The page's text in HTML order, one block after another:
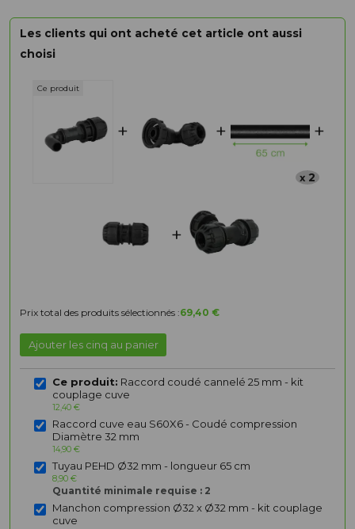
Les clients qui ont acheté cet article ont aussi
choisi
+ +
x2
+
+
Prix total des produits sélectionnés :69,40 €
Ajouter les cinq au panier
Ce produit: Raccord coudé cannelé 25 mm - kit
couplage cuve
12,40 €
Raccord cuve eau S60X6 - Coudé compression
Diamètre 32 mm
14,90 €
Tuyau PEHD Ø32 mm - longueur 65 cm
8,90 €
Quantité minimale requise : 2
Manchon compression Ø32 x Ø32 mm - kit couplage
cuve